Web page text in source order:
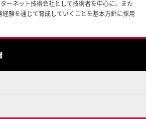
ーネット技術会社として技術者を中心に、また
験を通じて育成していくことを基本方針に採用